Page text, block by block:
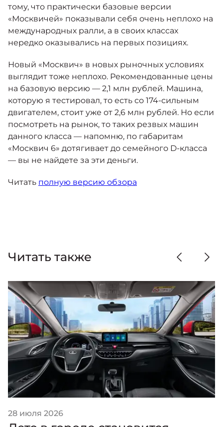
тому, что практически базовые версии
«Москвичей» показывали себя очень неплохо на
международных ралли, а в своих классах
нередко оказывались на первых позициях.
Новый «Москвич» в новых рыночных условиях
выглядит тоже неплохо. Рекомендованные цены
на базовую версию — 2,1 млн рублей. Машина,
которую я тестировал, то есть со 174-сильным
двигателем, стоит уже от 2,6 млн рублей. Но если
посмотреть на рынок, то таких резвых машин
данного класса — напомню, по габаритам
«Москвич 6» дотягивает до семейного D-класса
— вы не найдете за эти деньги.
Читать полную версию обзора
Читать также
28 июля 2026